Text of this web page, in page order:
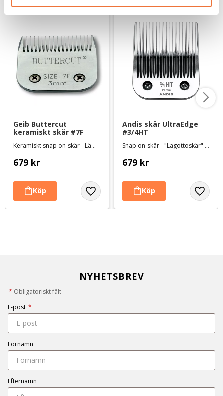
Geib Buttercut
keramiskt skär #7F
Keramiskt snap on-skär - Lämnar 3 mm
679 kr
Andis skär UltraEdge
#3/4HT
Snap on-skär - "Lagottoskär" Lämnar 19 mm
679 kr
NYHETSBREV
* Obligatoriskt fält
E-post *
Förnamn
Efternamn